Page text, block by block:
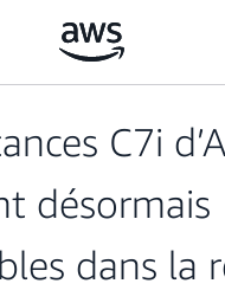
C7i
désormais
dans la